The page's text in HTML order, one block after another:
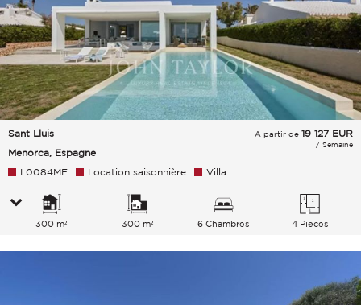
Sant Lluis
Menorca, Espagne
À partir de 19 127 EUR
/ Semaine
L0084ME Location saisonnière Villa
300 m² 300 m² 6 Chambres 4 Pièces